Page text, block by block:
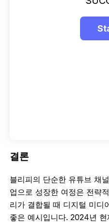
결론
블리피의 단순한 유튜브 채
업으로 성장한 여정은 전략
리가 결합될 때 디지털 미디
좋은 예시입니다. 2024년